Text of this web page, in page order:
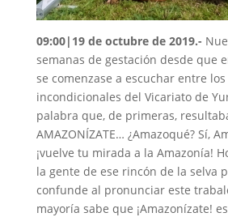
09:00|19 de octubre de 2019.-
semanas de gestación desde que
se comenzase a escuchar entre los
incondicionales del Vicariato de
palabra que, de primeras,
AMAZONÍZATE… ¿Amazoqué? Sí,
¡vuelve tu mirada a la Amazonía!
la gente de ese rincón de la selva
confunde al pronunciar este
mayoría sabe que ¡Amazonízate!